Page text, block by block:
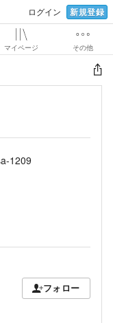
ログイン 新規登録
マイページ その他
1209
フォロー